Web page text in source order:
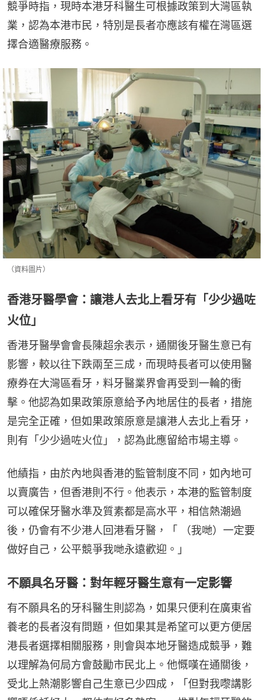
競爭時指，現時本港牙科醫生可根據政策到大灣區執
業，認為本港市民，特別是長者亦應該有權在灣區選
擇合適醫療服務。
（資料圖片）
香港牙醫學會：讓港人去北上看牙有「少少過咗
火位」
香港牙醫學會會長陳超余表示，通關後牙醫生意已有
影響，較以往下跌兩至三成，而現時長者可以使用醫
療券在大灣區看牙，料牙醫業界會再受到一輪的衝
擊。他認為如果政策原意給予內地居住的長者，措施
是完全正確，但如果政策原意是讓港人去北上看牙，
則有「少少過咗火位」，認為此應留給市場主導。
他績指，由於內地與香港的監管制度不同，如內地可
以賣廣告，但香港則不行。他表示，本港的監管制度
可以確保牙醫水準及質素都是高水平，相信熱潮過
後，仍會有不少港人回港看牙醫，「 （我哋）一定要
做好自己，公平競爭我哋永遠歡迎。」
不願具名牙醫：對年輕牙醫生意有一定影響
有不願具名的牙科醫生則認為，如果只便利在廣東省
養老的長者沒有問題，但如果其是希望可以更方便居
港長者選擇相關服務，則會與本地牙醫造成競爭，難
以理解為何局方會鼓勵市民北上。他慨嘆在通關後，
受北上熱潮影響自己生意已少四成，「但對我嚟講影